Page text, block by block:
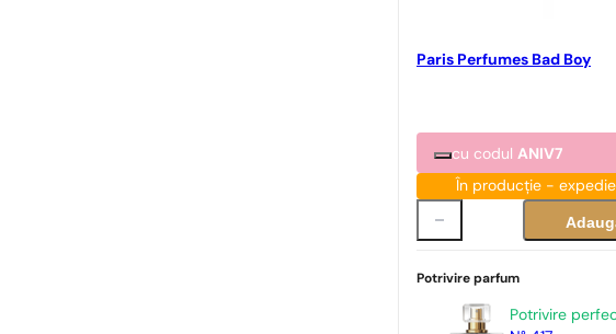
Paris Perfumes Bad Boy
cu codul ANIV7
În producție -
Potrivire parfum
Potrivire